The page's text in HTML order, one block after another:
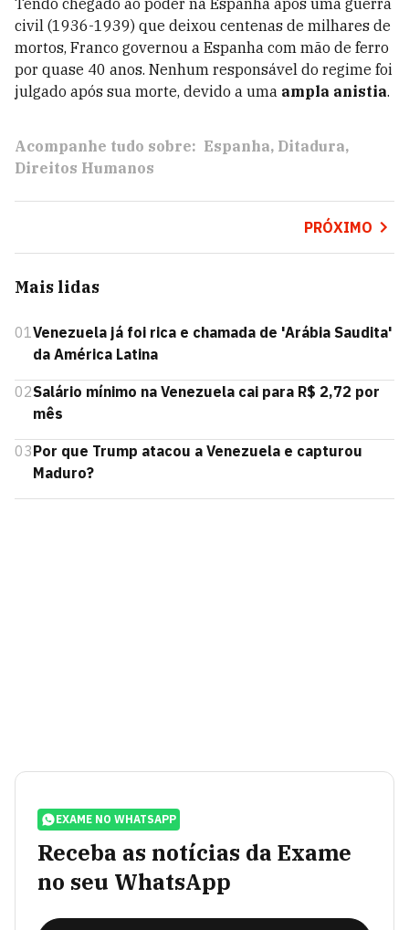
civil (1936-1939) que deixou centenas de milhares de
mortos, Franco governou a Espanha com mão de ferro
por quase 40 anos. Nenhum responsável do regime foi
julgado após sua morte, devido a uma ampla anistia.
Acompanhe tudo sobre: Espanha Ditadura
Direitos Humanos
PRÓXIMO
Mais lidas
01 Venezuela já foi rica e chamada de 'Arábia Saudita'
da América Latina
02Salário mínimo na Venezuela cai para R$ 2,72 por
mês
03Por que Trump atacou a Venezuela e capturou
Maduro?
EXAME NO WHATSAPP
Receba as notícias da Exame
no seu WhatsApp